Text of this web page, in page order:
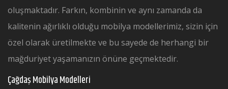
oluşmaktadır. Farkın, kombinin ve aynı zamanda da
kalitenin ağırlıklı olduğu mobilya modellerimiz, sizin için
özel olarak üretilmekte ve bu sayede de herhangi bir
mağduriyet yaşamanızın önüne geçmektedir.
Çağdaş Mobilya Modelleri